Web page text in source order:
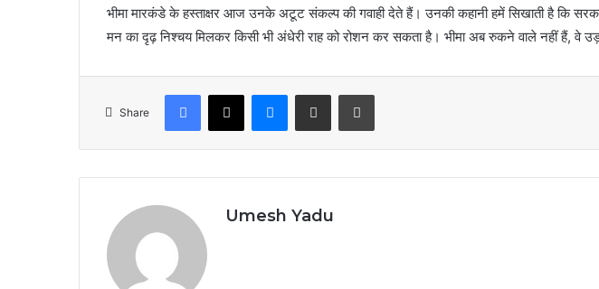
​भीमा मारकंडे के हस्ताक्षर आज उनके अटूट संकल्प की गवाही देते हैं। उनकी कहानी हमें सिखाती है कि
मन का दृढ़ निश्चय मिलकर किसी भी अंधेरी राह को रोशन कर सकता है। भीमा अब रुकने वाले नहीं हैं, वे
Share
Facebook
X Messenger
Share via Email Print
Umesh Yadu